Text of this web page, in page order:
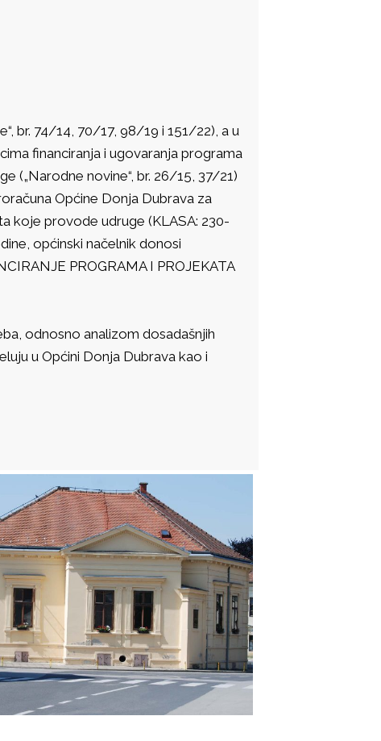
br. 74/14, 70/17, 98/19 i 151/22), a u
financiranja i ugovaranja programa
(„Narodne novine“, br. 26/15, 37/21)
Općine Donja Dubrava za
koje provode udruge (KLASA: 230-
općinski načelnik donosi
PROGRAMA I PROJEKATA
odnosno analizom dosadašnjih
u Općini Donja Dubrava kao i